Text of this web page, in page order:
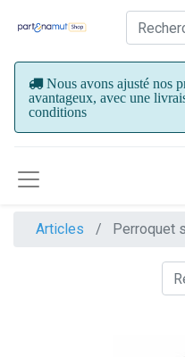
Nous avons ajusté nos
avantageux, avec une
conditions
Articles Perroquet